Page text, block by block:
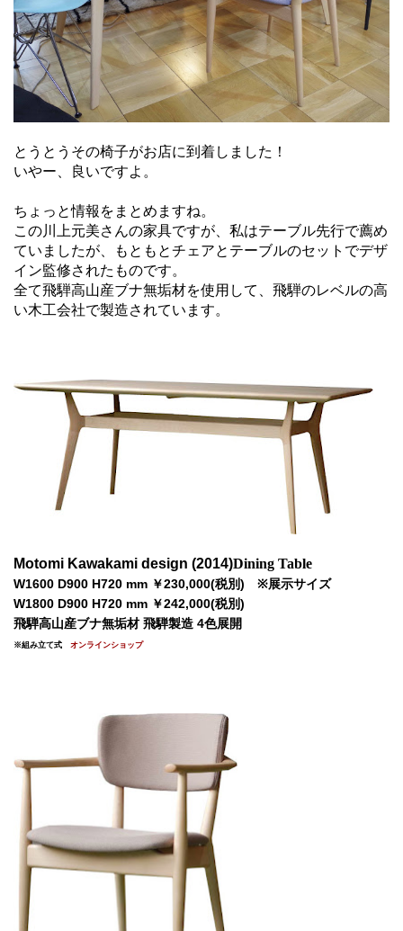
とうとうその椅子がお店に到着しました！
いやー、良いですよ。
ちょっと情報をまとめますね。
この川上元美さんの家具ですが、私はテーブル先行で薦め
ていましたが、もともとチェアとテーブルのセットでデザ
イン監修されたものです。
全て飛騨高山産ブナ無垢材を使用して、飛騨のレベルの高
い木工会社で製造されています。
Motomi Kawakami design (2014)Dining Table
W1600 D900 H720 mm ￥230,000(税別) ※展示サイズ
W1800 D900 H720 mm ￥242,000(税別)
飛騨高山産ブナ無垢材 飛騨製造 4色展開
※組み立て式 オンラインショップ